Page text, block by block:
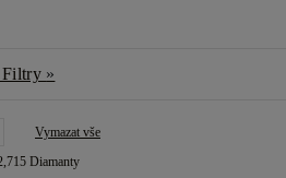
Filtry
Vymazat vše
Diamanty